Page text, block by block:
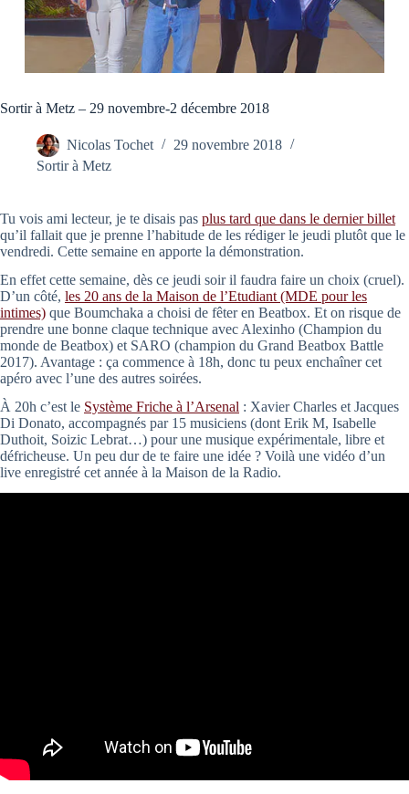
Sortir à Metz – 29 novembre-2 décembre 2018
Nicolas Tochet
29 novembre 2018
Sortir à Metz
Tu vois ami lecteur, je te disais pas plus tard que dans le dernier billet
qu’il fallait que je prenne l’habitude de les rédiger le jeudi plutôt que le
vendredi. Cette semaine en apporte la démonstration.
En effet cette semaine, dès ce jeudi soir il faudra faire un choix (cruel).
D’un côté, les 20 ans de la Maison de l’Etudiant (MDE pour les
intimes) que Boumchaka a choisi de fêter en Beatbox. Et on risque de
prendre une bonne claque technique avec Alexinho (Champion du
monde de Beatbox) et SARO (champion du Grand Beatbox Battle
2017). Avantage : ça commence à 18h, donc tu peux enchaîner cet
apéro avec l’une des autres soirées.
À 20h c’est le Système Friche à l’Arsenal : Xavier Charles et Jacques
Di Donato, accompagnés par 15 musiciens (dont Erik M, Isabelle
Duthoit, Soizic Lebrat…) pour une musique expérimentale, libre et
défricheuse. Un peu dur de te faire une idée ? Voilà une vidéo d’un
live enregistré cet année à la Maison de la Radio.